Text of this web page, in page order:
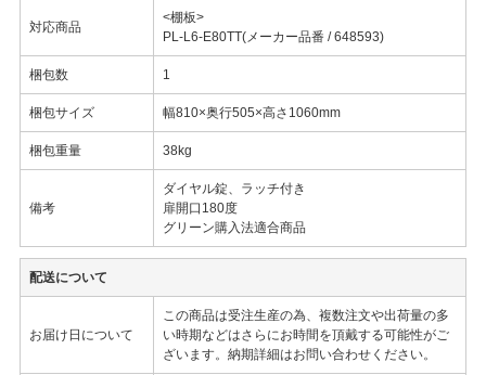
対応商品
<棚板>
PL-L6-E80TT(メーカー品番 / 648593)
梱包数 1
梱包サイズ 幅810×奥行505×高さ1060mm
梱包重量 38kg
備考
ダイヤル錠、ラッチ付き
扉開口180度
グリーン購入法適合商品
配送について
お届け日について
この商品は受注生産の為、複数注文や出荷量の多
い時期などはさらにお時間を頂戴する可能性がご
ざいます。納期詳細はお問い合わせください。